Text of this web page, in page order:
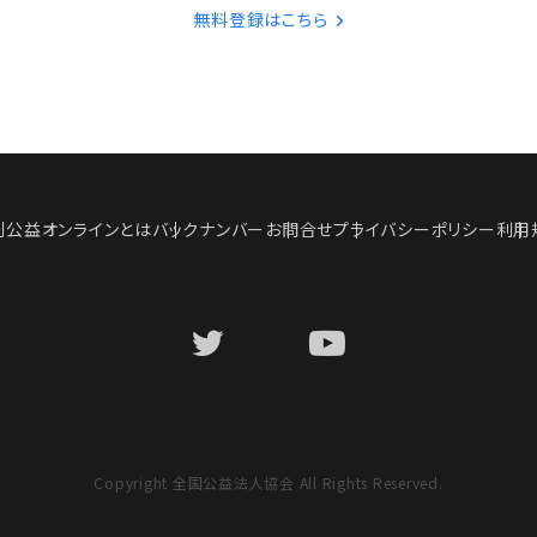
無料登録はこちら
益オンラインとはバックナンバー お問合せプライバシーポリシー利用
Copyright 全国公益法人協会 All Rights Reserved.